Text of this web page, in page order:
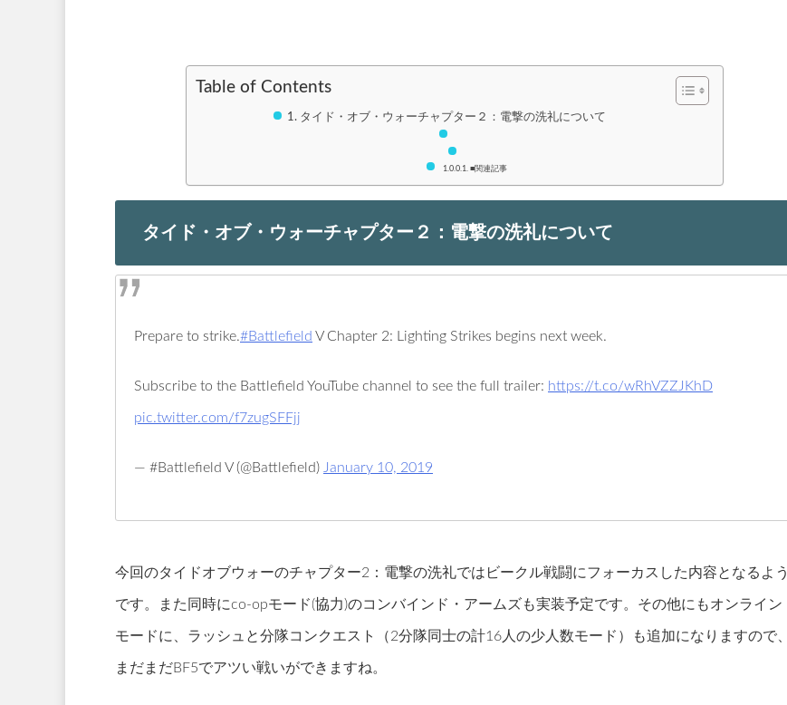
Table of Contents
タイド・オブ・ウォーチャプター２：電撃の洗礼について
■関連記事
タイド・オブ・ウォーチャプター２：電撃の洗礼について
Prepare to strike.#Battlefield V Chapter 2: Lighting Strikes begins next week.
Subscribe to the Battlefield YouTube channel to see the full trailer: https://t.co/wRhVZZJKhD
pic.twitter.com/f7zugSFFjj
— #Battlefield V (@Battlefield) January 10, 2019
今回のタイドオブウォーのチャプター2：電撃の洗礼ではビークル戦闘にフォーカスした内容となるよう
です。また同時にco-opモード(協力)のコンバインド・アームズも実装予定です。その他にもオンライン
モードに、ラッシュと分隊コンクエスト（2分隊同士の計16人の少人数モード）も追加になりますので、
まだまだBF5でアツい戦いができますね。